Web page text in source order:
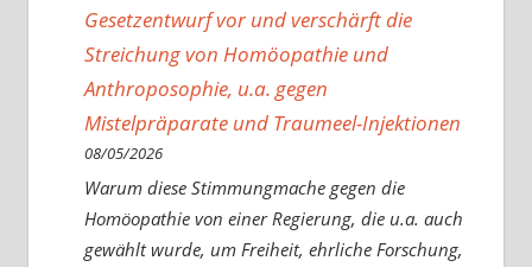
Gesetzentwurf vor und verschärft die
Streichung von Homöopathie und
Anthroposophie, u.a. gegen
Mistelpräparate und Traumeel-Injektionen
08/05/2026
Warum diese Stimmungmache gegen die
Homöopathie von einer Regierung, die u.a. auch
gewählt wurde, um Freiheit, ehrliche Forschung,